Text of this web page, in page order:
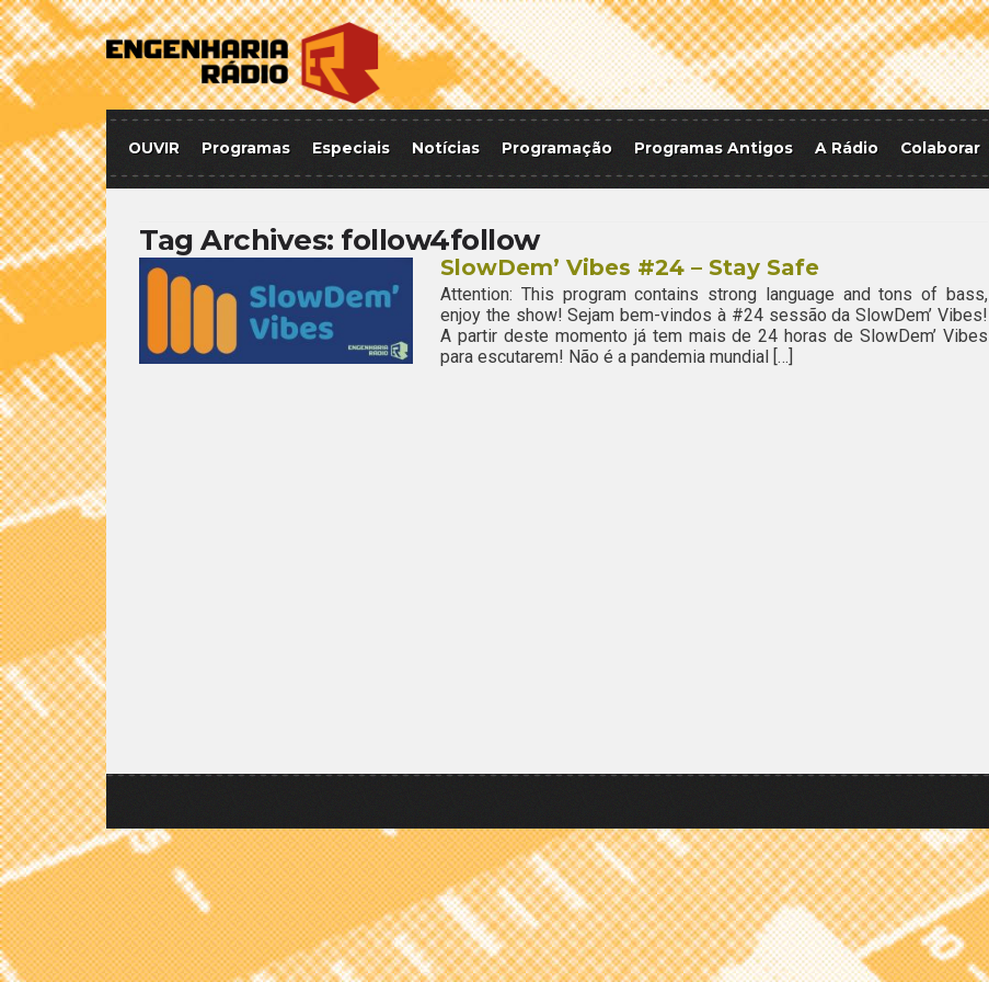
OUVIR Programas Especiais Notícias Programação Programas Antigos A Rádio Colaborar
Tag Archives: follow4follow
SlowDem’ Vibes #24 – Stay Safe
Attention: This program contains strong language and tons of bass,
enjoy the show! Sejam bem-vindos à #24 sessão da SlowDem’ Vibes!
A partir deste momento já tem mais de 24 horas de SlowDem’ Vibes
para escutarem! Não é a pandemia mundial […]